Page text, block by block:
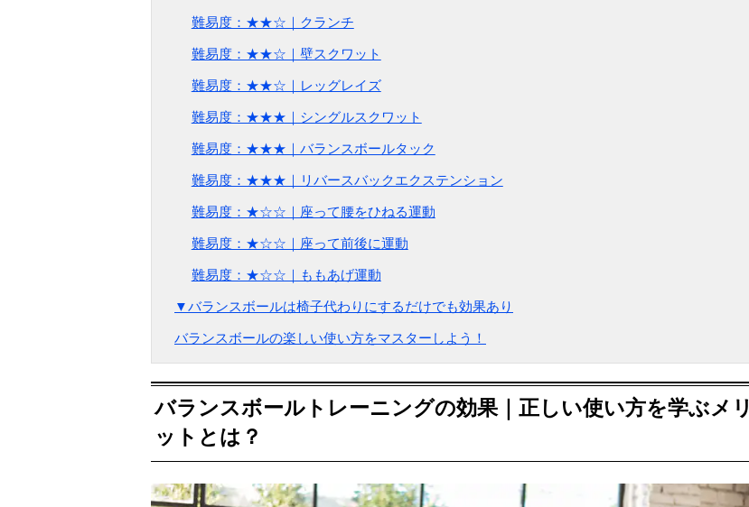
難易度：★★☆｜クランチ
難易度：★★☆｜壁スクワット
難易度：★★☆｜レッグレイズ
難易度：★★★｜シングルスクワット
難易度：★★★｜バランスボールタック
難易度：★★★｜リバースバックエクステンション
難易度：★☆☆｜座って腰をひねる運動
難易度：★☆☆｜座って前後に運動
難易度：★☆☆｜ももあげ運動
▼バランスボールは椅子代わりにするだけでも効果あり
バランスボールの楽しい使い方をマスターしよう！
バランスボールトレーニングの効果｜正しい使い方を学ぶメリ
ットとは？